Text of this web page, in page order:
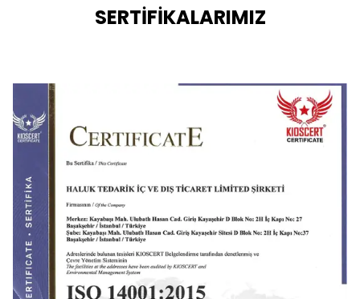
SERTİFİKALARIMIZ